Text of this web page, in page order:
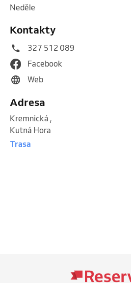
neděle
Kontakty
327 512 089
Facebook
Web
Adresa
Kremnická ,
Kutná Hora
Trasa